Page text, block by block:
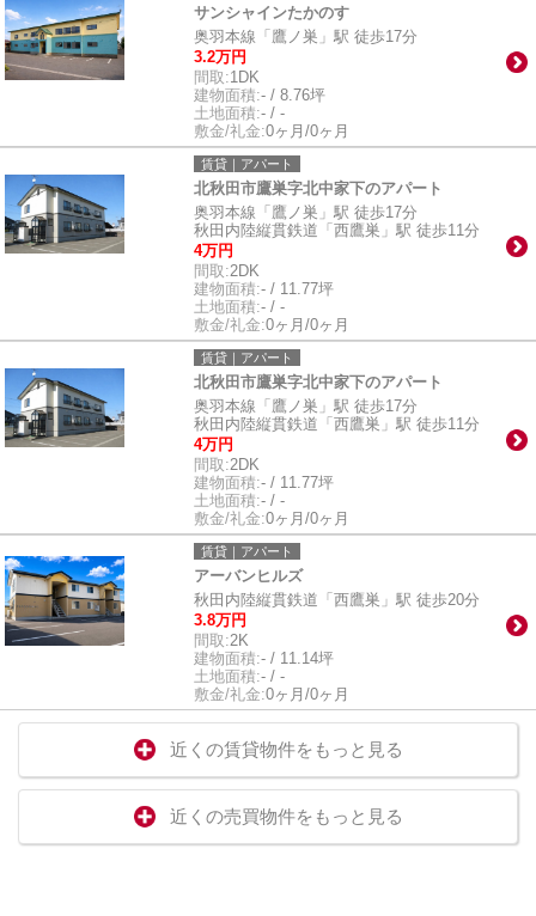
サンシャインたかのす
奥羽本線「鷹ノ巣」駅 徒歩17分
3.2万円
間取:1DK
建物面積:- / 8.76坪
土地面積:- / -
敷金/礼金:0ヶ月/0ヶ月
賃貸｜アパート
北秋田市鷹巣字北中家下のアパート
奥羽本線「鷹ノ巣」駅 徒歩17分
秋田内陸縦貫鉄道「西鷹巣」駅 徒歩11分
4万円
間取:2DK
建物面積:- / 11.77坪
土地面積:- / -
敷金/礼金:0ヶ月/0ヶ月
賃貸｜アパート
北秋田市鷹巣字北中家下のアパート
奥羽本線「鷹ノ巣」駅 徒歩17分
秋田内陸縦貫鉄道「西鷹巣」駅 徒歩11分
4万円
間取:2DK
建物面積:- / 11.77坪
土地面積:- / -
敷金/礼金:0ヶ月/0ヶ月
賃貸｜アパート
アーバンヒルズ
秋田内陸縦貫鉄道「西鷹巣」駅 徒歩20分
3.8万円
間取:2K
建物面積:- / 11.14坪
土地面積:- / -
敷金/礼金:0ヶ月/0ヶ月
近くの賃貸物件をもっと見る
近くの売買物件をもっと見る